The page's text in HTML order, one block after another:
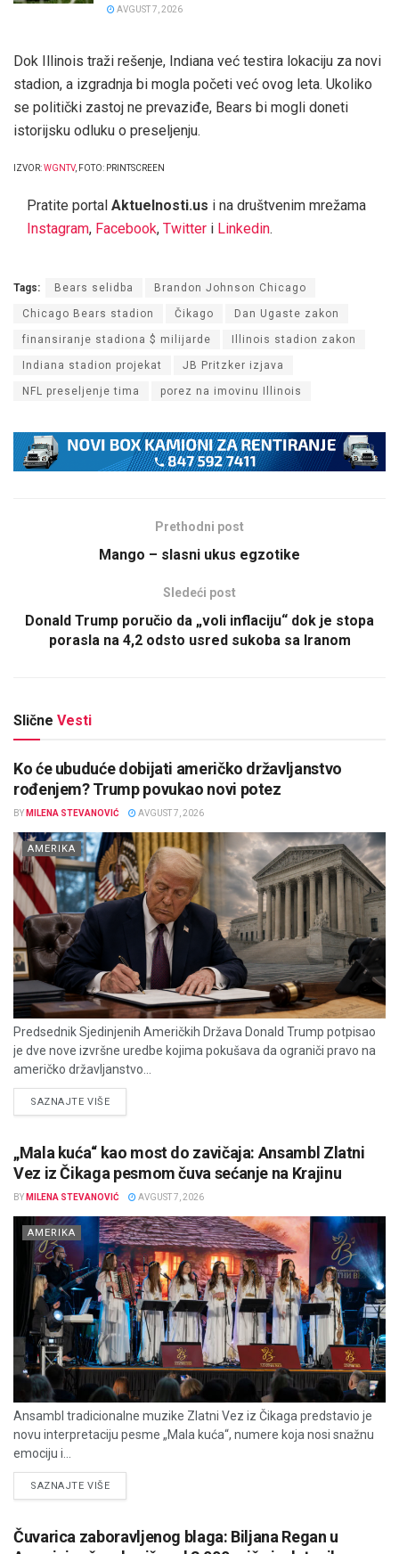
AVGUST 7, 2026
Dok Illinois traži rešenje, Indiana već testira lokaciju za novi
stadion, a izgradnja bi mogla početi već ovog leta. Ukoliko
se politički zastoj ne prevaziđe, Bears bi mogli doneti
istorijsku odluku o preseljenju.
IZVOR:WGNTV, FOTO: PRINTSCREEN
Pratite portal Aktuelnosti.us i na društvenim mrežama
Instagram, Facebook, Twitter i Linkedin.
Tags: Bears selidba Brandon Johnson Chicago
Chicago Bears stadion Čikago Dan Ugaste zakon
finansiranje stadiona $ milijarde Illinois stadion zakon
Indiana stadion projekat JB Pritzker izjava
NFL preseljenje tima porez na imovinu Illinois
Prethodni post
Mango – slasni ukus egzotike
Sledeći post
Donald Trump poručio da „voli inflaciju“ dok je stopa
porasla na 4,2 odsto usred sukoba sa Iranom
Slične Vesti
Ko će ubuduće dobijati američko državljanstvo
rođenjem? Trump povukao novi potez
BY MILENA STEVANOVIĆ AVGUST 7, 2026
AMERIKA
Predsednik Sjedinjenih Američkih Država Donald Trump potpisao
je dve nove izvršne uredbe kojima pokušava da ograniči pravo na
američko državljanstvo...
SAZNAJTE VIŠEDETAILS
„Mala kuća“ kao most do zavičaja: Ansambl Zlatni
Vez iz Čikaga pesmom čuva sećanje na Krajinu
BY MILENA STEVANOVIĆ AVGUST 7, 2026
AMERIKA
Ansambl tradicionalne muzike Zlatni Vez iz Čikaga predstavio je
novu interpretaciju pesme „Mala kuća“, numere koja nosi snažnu
emociju i...
SAZNAJTE VIŠEDETAILS
Čuvarica zaboravljenog blaga: Biljana Regan u